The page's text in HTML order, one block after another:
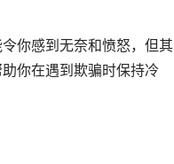
你感到无奈和愤怒，但其
你在遇到欺骗时保持冷